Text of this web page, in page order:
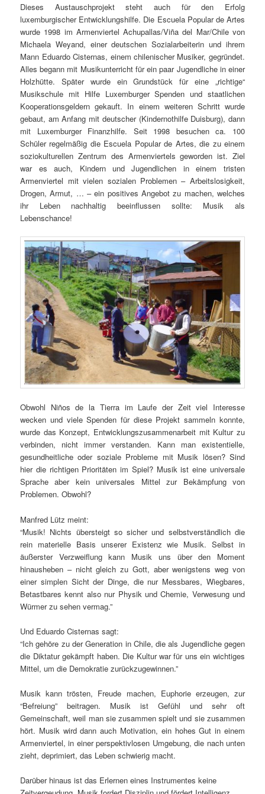
Dieses Austauschprojekt steht auch für den Erfolg
luxemburgischer Entwicklungshilfe. Die Escuela Popular de Artes
wurde 1998 im Armenviertel Achupallas/Viña del Mar/Chile von
Michaela Weyand, einer deutschen Sozialarbeiterin und ihrem
Mann Eduardo Cisternas, einem chilenischer Musiker, gegründet.
Alles begann mit Musikunterricht für ein paar Jugendliche in einer
Holzhütte. Später wurde ein Grundstück für eine „richtige“
Musikschule mit Hilfe Luxemburger Spenden und staatlichen
Kooperationsgeldern gekauft. In einem weiteren Schritt wurde
gebaut, am Anfang mit deutscher (Kindernothilfe Duisburg), dann
mit Luxemburger Finanzhilfe. Seit 1998 besuchen ca. 100
Schüler regelmäßig die Escuela Popular de Artes, die zu einem
soziokulturellen Zentrum des Armenviertels geworden ist. Ziel
war es auch, Kindern und Jugendlichen in einem tristen
Armenviertel mit vielen sozialen Problemen – Arbeitslosigkeit,
Drogen, Armut, … – ein positives Angebot zu machen, welches
ihr Leben nachhaltig beeinflussen sollte: Musik als
Lebenschance!
Obwohl Niños de la Tierra im Laufe der Zeit viel Interesse
wecken und viele Spenden für diese Projekt sammeln konnte,
wurde das Konzept, Entwicklungszusammenarbeit mit Kultur zu
verbinden, nicht immer verstanden. Kann man existentielle,
gesundheitliche oder soziale Probleme mit Musik lösen? Sind
hier die richtigen Prioritäten im Spiel? Musik ist eine universale
Sprache aber kein universales Mittel zur Bekämpfung von
Problemen. Obwohl?
Manfred Lütz meint:
“Musik! Nichts übersteigt so sicher und selbstverständlich die
rein materielle Basis unserer Existenz wie Musik. Selbst in
äußerster Verzweiflung kann Musik uns über den Moment
hinausheben – nicht gleich zu Gott, aber wenigstens weg von
einer simplen Sicht der Dinge, die nur Messbares, Wiegbares,
Betastbares kennt also nur Physik und Chemie, Verwesung und
Würmer zu sehen vermag.”
Und Eduardo Cisternas sagt:
“Ich gehöre zu der Generation in Chile, die als Jugendliche gegen
die Diktatur gekämpft haben. Die Kultur war für uns ein wichtiges
Mittel, um die Demokratie zurückzugewinnen.”
Musik kann trösten, Freude machen, Euphorie erzeugen, zur
“Befreiung” beitragen. Musik ist Gefühl und sehr oft
Gemeinschaft, weil man sie zusammen spielt und sie zusammen
hört. Musik wird dann auch Motivation, ein hohes Gut in einem
Armenviertel, in einer perspektivlosen Umgebung, die nach unten
zieht, deprimiert, das Leben schwierig macht.
Darüber hinaus ist das Erlernen eines Instrumentes keine